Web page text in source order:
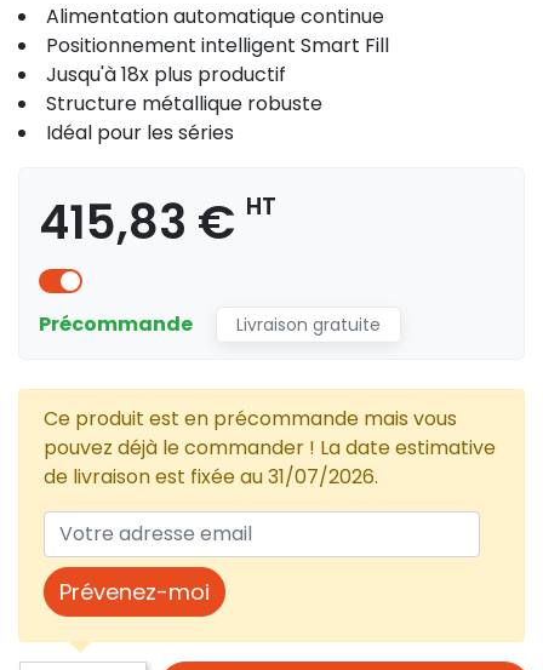
Alimentation automatique continue
Positionnement intelligent Smart Fill
Jusqu'à 18x plus productif
Structure métallique robuste
Idéal pour les séries
415,83 € HT
Précommande Livraison gratuite
Ce produit est en précommande mais vous
pouvez déjà le commander ! La date estimative
de livraison est fixée au 31/07/2026.
Prévenez-moi